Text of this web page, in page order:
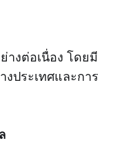
างต่อเนื่อง โดยมี
ประเทศและการ